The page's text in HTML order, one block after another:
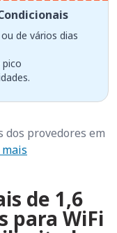
de vários dias
provedores em
de 1,6
para WiFi